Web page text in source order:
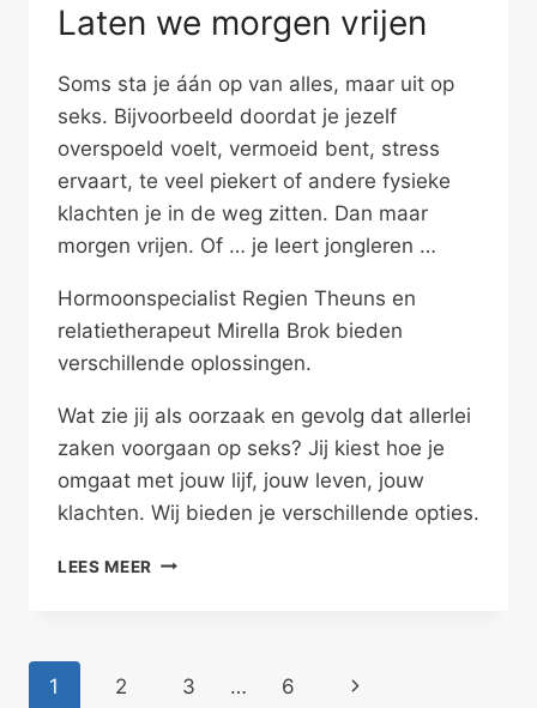
Laten we morgen vrijen
Soms sta je áán op van alles, maar uit op
seks. Bijvoorbeeld doordat je jezelf
overspoeld voelt, vermoeid bent, stress
ervaart, te veel piekert of andere fysieke
klachten je in de weg zitten. Dan maar
morgen vrijen. Of … je leert jongleren …
Hormoonspecialist Regien Theuns en
relatietherapeut Mirella Brok bieden
verschillende oplossingen.
Wat zie jij als oorzaak en gevolg dat allerlei
zaken voorgaan op seks? Jij kiest hoe je
omgaat met jouw lijf, jouw leven, jouw
klachten. Wij bieden je verschillende opties.
LEES MEER LATEN
Paginanavigatie
1 2 3 … 6
Volgende